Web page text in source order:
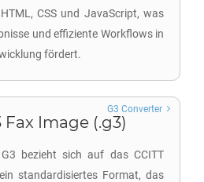
CSS und JavaScript, was
und effiziente Workflows in
fördert.
Fax Image (.g3)
bezieht sich auf das CCITT
standardisiertes Format, das
G3 Converter